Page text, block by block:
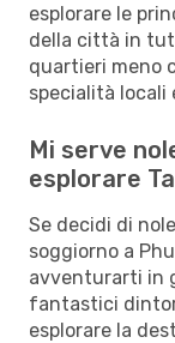
esplorare le
della città in
quartieri meno
specialità locali
Mi serve
esplorare
Se decidi di
soggiorno a
avventurarti in
fantastici
esplorare la